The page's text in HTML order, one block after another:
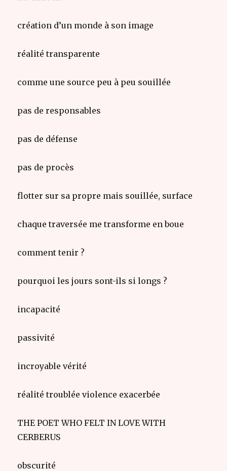
création d’un monde à son image
réalité transparente
comme une source peu à peu souillée
pas de responsables
pas de défense
pas de procès
flotter sur sa propre mais souillée, surface
chaque traversée me transforme en boue
comment tenir ?
pourquoi les jours sont-ils si longs ?
incapacité
passivité
incroyable vérité
réalité troublée violence exacerbée
THE POET WHO FELT IN LOVE WITH
CERBERUS
obscurité